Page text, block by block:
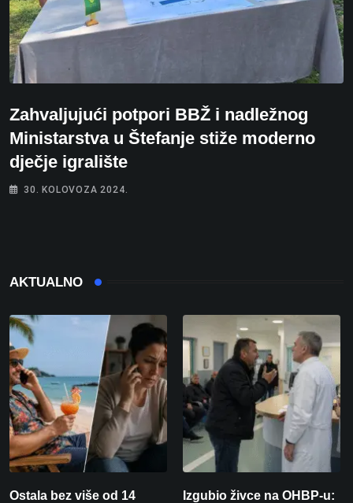
Zahvaljujući potpori BBŽ i nadležnog
Ministarstva u Štefanje stiže moderno
dječje igralište
30. KOLOVOZA 2024.
AKTUALNO
Ostala bez više od 14
Izgubio živce na OHBP-u: